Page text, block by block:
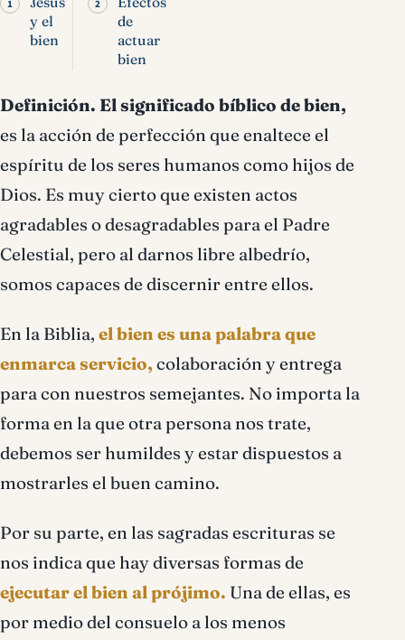
y el
bien
de
actuar
bien
Definición. El significado bíblico de bien,
es la acción de perfección que enaltece el
espíritu de los seres humanos como hijos de
Dios. Es muy cierto que existen actos
agradables o desagradables para el Padre
Celestial, pero al darnos libre albedrío,
somos capaces de discernir entre ellos.
En la Biblia, el bien es una palabra que
enmarca servicio, colaboración y entrega
para con nuestros semejantes. No importa la
forma en la que otra persona nos trate,
debemos ser humildes y estar dispuestos a
mostrarles el buen camino.
Por su parte, en las sagradas escrituras se
nos indica que hay diversas formas de
ejecutar el bien al prójimo. Una de ellas, es
por medio del consuelo a los menos